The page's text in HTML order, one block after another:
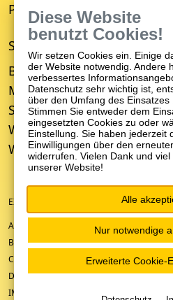
Psychiatrisches Wohnheim
STANDORTE
Bruchsal
Mosbach
Schwetzingen
Weinheim
Wiesloch
EIN UNTERNEHMEN DER ZFP-GRUPPE
ANFAHRT/KONTAKT
BARRIEREFREIHEIT
COOKIE-EINSTELLUNGEN
DATENSCHUTZ
IMPRESSUM
Diese Website
benutzt Cookies!
Wir setzen Cookies ein. Einige
der Website notwendig. Andere
verbessertes
Datenschutz sehr wichtig ist,
über den Umfang des Einsatzes
Stimmen Sie entweder dem
eingesetzten Cookies zu oder
Einstellung. Sie haben jederzeit
Einwilligungen über den
widerrufen. Vielen Dank und
unserer Website!
Alle
Nur notwendige
Erweiterte Cookie-